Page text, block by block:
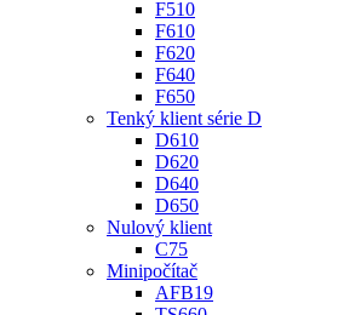
F510
F610
F620
F640
F650
Tenký klient série D
D610
D620
D640
D650
Nulový klient
C75
Minipočítač
AFB19